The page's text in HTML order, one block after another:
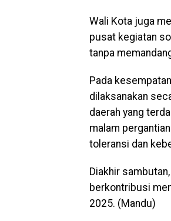
Wali Kota juga
pusat kegiatan
tanpa
Pada
dilaksanakan
daerah yang
malam
toleransi dan
Diakhir
berkontribusi
2025. (Mandu)